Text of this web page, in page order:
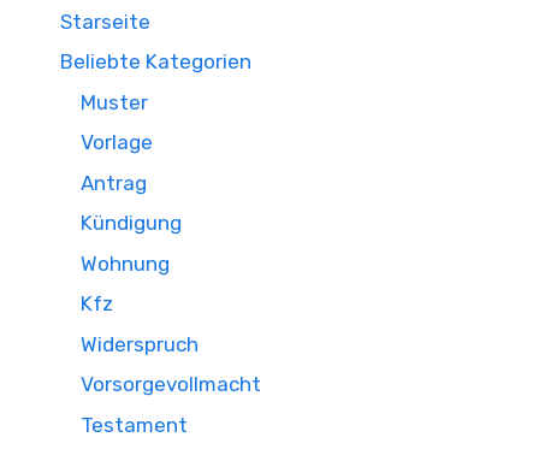
Starseite
Beliebte Kategorien
Muster
Vorlage
Antrag
Kündigung
Wohnung
Kfz
Widerspruch
Vorsorgevollmacht
Testament